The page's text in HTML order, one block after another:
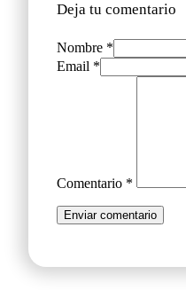
Deja tu comentario
Nombre *
Email *
Comentario *